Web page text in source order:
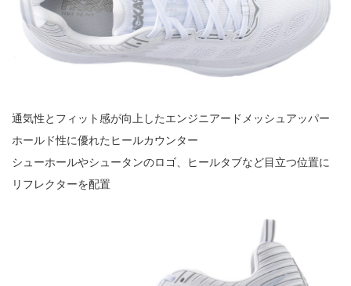
通気性とフィット感が向上したエンジニアードメッシュアッパー
ホールド性に優れたヒールカウンター
シューホールやシュータンのロゴ、ヒールタブなど目立つ位置に
リフレクターを配置